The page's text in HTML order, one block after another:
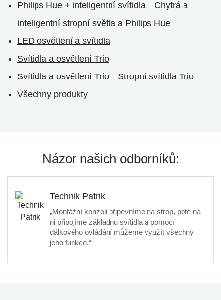
Philips Hue + inteligentní svítidla
Chytrá a
inteligentní stropní světla a Philips Hue
LED osvětlení a svítidla
Svítidla a osvětlení Trio
Svítidla a osvětlení Trio
Stropní svítidla Trio
Všechny produkty
Názor našich odborníků:
Technik Patrik
„Montážní konzoli připevníme na strop, poté na
ni připojíme základnu svítidla a pomocí
dálkového ovládání můžeme využít všechny
jeho funkce.“